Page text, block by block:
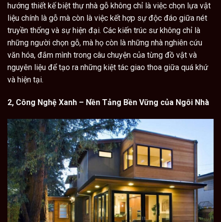
hướng thiết kế biệt thự nhà gỗ không chỉ là việc chọn lựa vật
liệu chính là gỗ mà còn là việc kết hợp sự độc đáo giữa nét
truyền thống và sự hiện đại. Các kiến trúc sư không chỉ là
những người chọn gỗ, mà họ còn là những nhà nghiên cứu
văn hóa, đắm mình trong câu chuyện của từng đồ vật và
nguyên liệu để tạo ra những kiệt tác giao thoa giữa quá khứ
và hiện tại.
2, Công Nghệ Xanh – Nền Tảng Bền Vững của Ngôi Nhà